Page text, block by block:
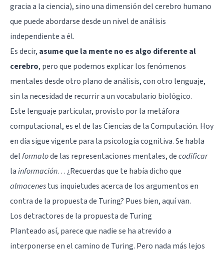
gracia a la ciencia), sino una dimensión del cerebro humano
que puede abordarse desde un nivel de análisis
independiente a él.
Es decir, asume que la mente no es algo diferente al
cerebro, pero que podemos explicar los fenómenos
mentales desde otro plano de análisis, con otro lenguaje,
sin la necesidad de recurrir a un vocabulario biológico.
Este lenguaje particular, provisto por la metáfora
computacional, es el de las Ciencias de la Computación. Hoy
en día sigue vigente para la psicología cognitiva. Se habla
delformatode las representaciones mentales, decodificar
lainformación… ¿Recuerdas que te había dicho que
almacenestus inquietudes acerca de los argumentos en
contra de la propuesta de Turing? Pues bien, aquí van.
Los detractores de la propuesta de Turing
Planteado así, parece que nadie se ha atrevido a
interponerse en el camino de Turing. Pero nada más lejos